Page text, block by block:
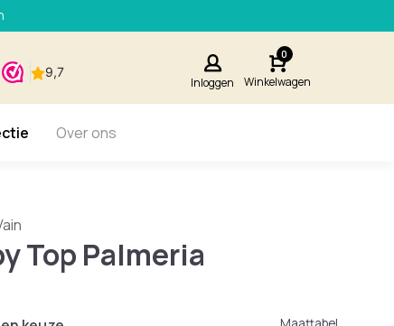
Inloggen
0
Winkelwagen
Over ons
Top Palmeria